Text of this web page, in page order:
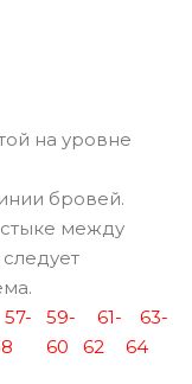
на уровне
бровей.
между
57-
59-
60
61-
62
63-
64